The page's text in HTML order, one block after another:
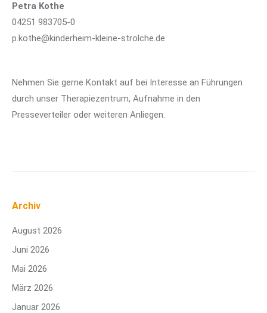
Petra Kothe
04251 983705-0
p.kothe@kinderheim-kleine-strolche.de
Nehmen Sie gerne Kontakt auf bei Interesse an Führungen
durch unser Therapiezentrum, Aufnahme in den
Presseverteiler oder weiteren Anliegen.
Archiv
August 2026
Juni 2026
Mai 2026
März 2026
Januar 2026